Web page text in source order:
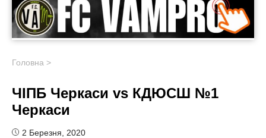
Головна >
ЧІПБ Черкаси vs КДЮСШ №1
Черкаси
2 Березня, 2020